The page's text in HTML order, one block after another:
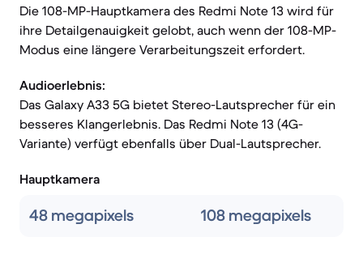
Die 108-MP-Hauptkamera des Redmi Note 13 wird für
ihre Detailgenauigkeit gelobt, auch wenn der 108-MP-
Modus eine längere Verarbeitungszeit erfordert.
Audioerlebnis:
Das Galaxy A33 5G bietet Stereo-Lautsprecher für ein
besseres Klangerlebnis. Das Redmi Note 13 (4G-
Variante) verfügt ebenfalls über Dual-Lautsprecher.
Hauptkamera
48 megapixels 108 megapixels